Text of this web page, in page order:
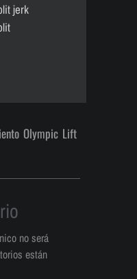
jerk
Olympic Lift
no será
están